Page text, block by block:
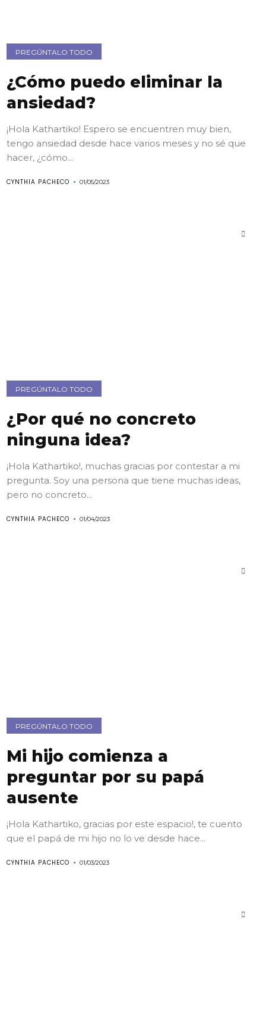
PREGÚNTALO TODO
¿Cómo puedo eliminar la
ansiedad?
¡Hola Kathartiko! Espero se encuentren muy bien,
tengo ansiedad desde hace varios meses y no sé que
hacer, ¿cómo...
CYNTHIA PACHECO 01/05/2023
PREGÚNTALO TODO
¿Por qué no concreto
ninguna idea?
¡Hola Kathartiko!, muchas gracias por contestar a mi
pregunta. Soy una persona que tiene muchas ideas,
pero no concreto...
CYNTHIA PACHECO 01/04/2023
PREGÚNTALO TODO
Mi hijo comienza a
preguntar por su papá
ausente
¡Hola Kathartiko, gracias por este espacio!, te cuento
que el papá de mi hijo no lo ve desde hace...
CYNTHIA PACHECO 01/03/2023